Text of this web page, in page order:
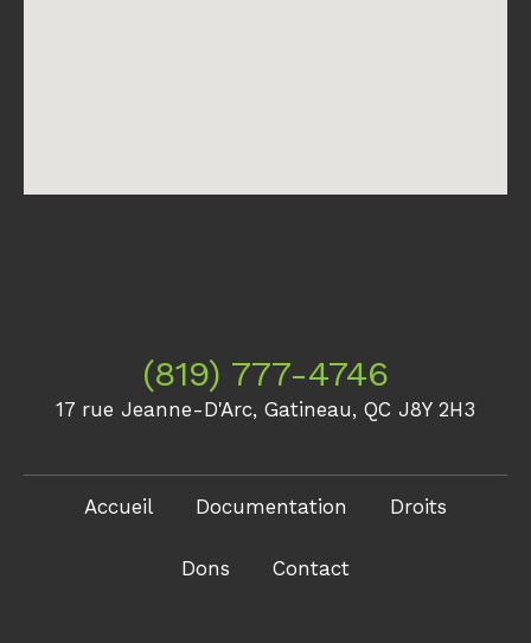
(819) 777-4746
17 rue Jeanne-D'Arc, Gatineau, QC J8Y 2H3
Accueil Documentation Droits
Dons Contact